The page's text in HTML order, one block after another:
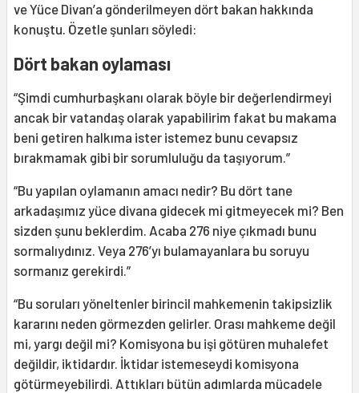
ve Yüce Divan’a gönderilmeyen dört bakan hakkında
konuştu. Özetle şunları söyledi:
Dört bakan oylaması
“Şimdi cumhurbaşkanı olarak böyle bir değerlendirmeyi
ancak bir vatandaş olarak yapabilirim fakat bu makama
beni getiren halkıma ister istemez bunu cevapsız
bırakmamak gibi bir sorumluluğu da taşıyorum.”
“Bu yapılan oylamanın amacı nedir? Bu dört tane
arkadaşımız yüce divana gidecek mi gitmeyecek mi? Ben
sizden şunu beklerdim. Acaba 276 niye çıkmadı bunu
sormalıydınız. Veya 276’yı bulamayanlara bu soruyu
sormanız gerekirdi.”
“Bu soruları yöneltenler birincil mahkemenin takipsizlik
kararını neden görmezden gelirler. Orası mahkeme değil
mi, yargı değil mi? Komisyona bu işi götüren muhalefet
değildir, iktidardır. İktidar istemeseydi komisyona
götürmeyebilirdi. Attıkları bütün adımlarda mücadele